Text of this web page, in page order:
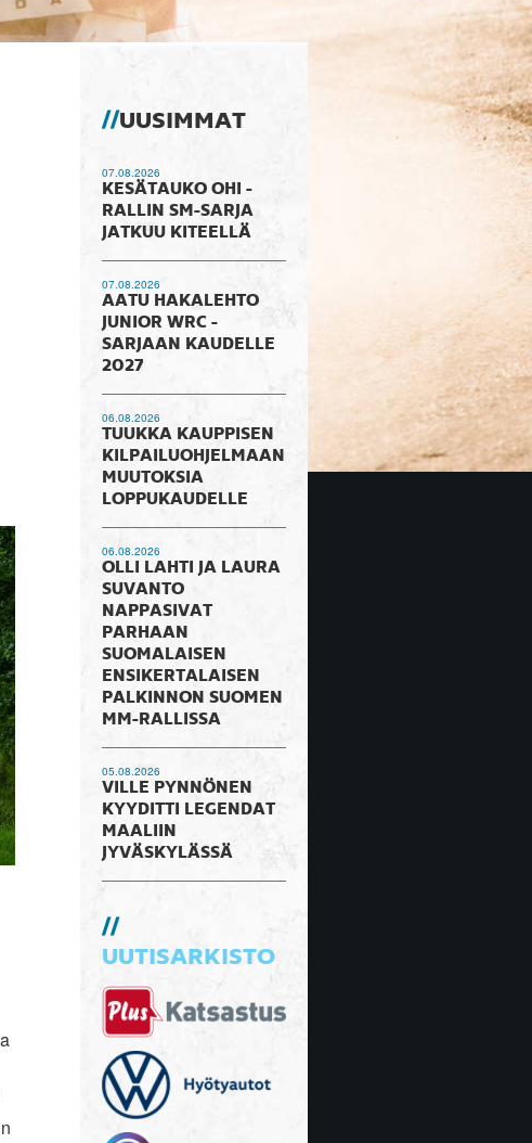
UUSIMMAT
07.08.2026
KESÄTAUKO OHI -
RALLIN SM-SARJA
JATKUU KITEELLÄ
07.08.2026
AATU HAKALEHTO
JUNIOR WRC -
SARJAAN KAUDELLE
2027
06.08.2026
TUUKKA KAUPPISEN
KILPAILUOHJELMAAN
MUUTOKSIA
LOPPUKAUDELLE
06.08.2026
OLLI LAHTI JA LAURA
SUVANTO
NAPPASIVAT
PARHAAN
SUOMALAISEN
ENSIKERTALAISEN
PALKINNON SUOMEN
MM-RALLISSA
05.08.2026
VILLE PYNNÖNEN
KYYDITTI LEGENDAT
MAALIIN
JYVÄSKYLÄSSÄ
UUTISARKISTO